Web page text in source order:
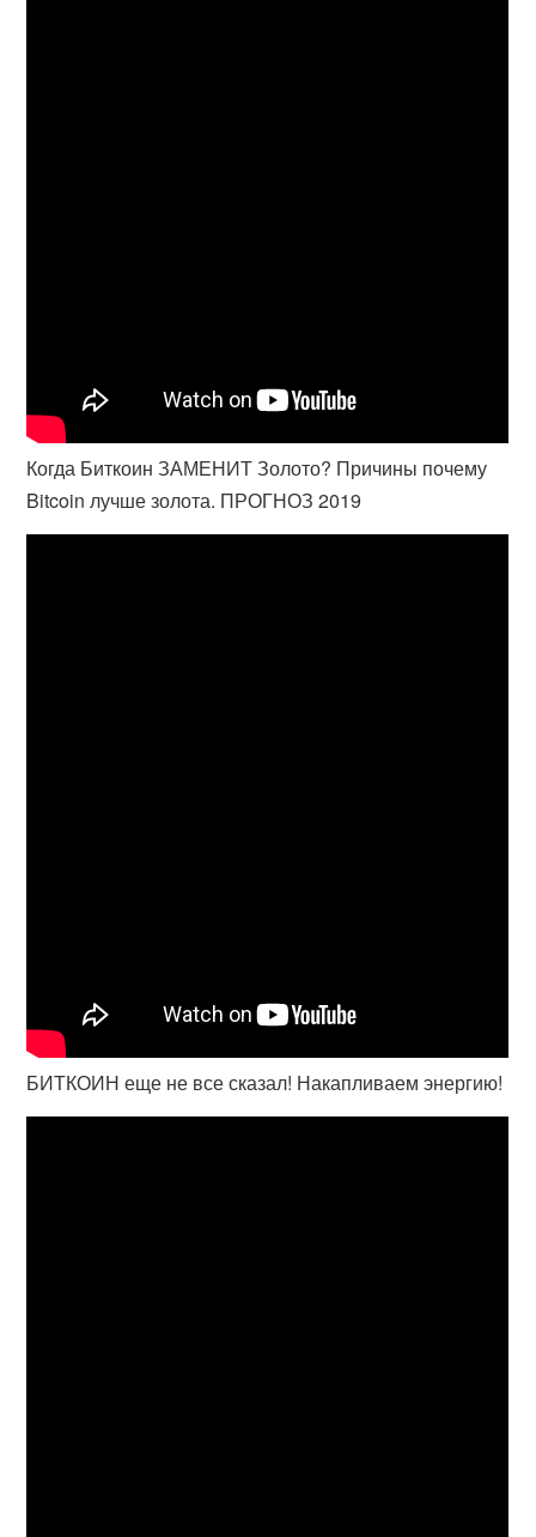
Когда Биткоин ЗАМЕНИТ Золото? Причины почему
Bitcoin лучше золота. ПРОГНОЗ 2019
БИТКОИН еще не все сказал! Накапливаем энергию!